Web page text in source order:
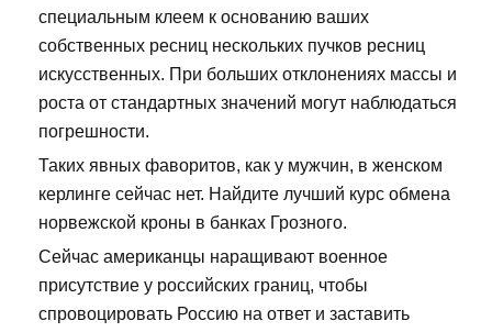
специальным клеем к основанию ваших
собственных ресниц нескольких пучков ресниц
искусственных. При больших отклонениях массы и
роста от стандартных значений могут наблюдаться
погрешности.
Таких явных фаворитов, как у мужчин, в женском
керлинге сейчас нет. Найдите лучший курс обмена
норвежской кроны в банках Грозного.
Сейчас американцы наращивают военное
присутствие у российских границ, чтобы
спровоцировать Россию на ответ и заставить